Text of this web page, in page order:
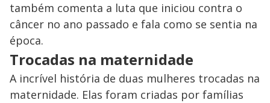
também comenta a luta que iniciou contra o
câncer no ano passado e fala como se sentia na
época.
Trocadas na maternidade
A incrível história de duas mulheres trocadas na
maternidade. Elas foram criadas por famílias